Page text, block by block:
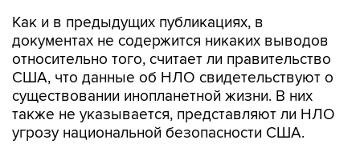
Как и в предыдущих публикациях, в
документах не содержится никаких выводов
относительно того, считает ли правительство
США, что данные об НЛО свидетельствуют о
существовании инопланетной жизни. В них
также не указывается, представляют ли НЛО
угрозу национальной безопасности США.